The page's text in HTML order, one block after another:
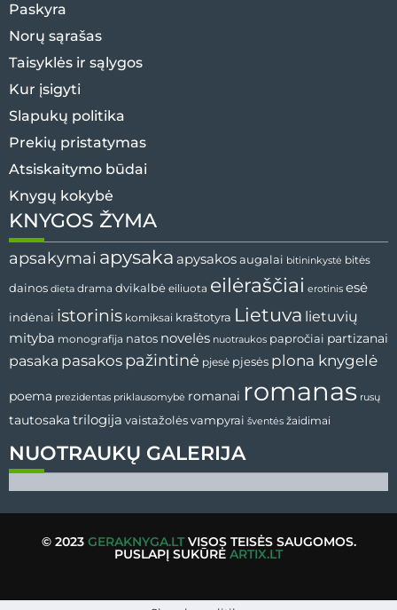
Paskyra
Norų sąrašas
Taisyklės ir sąlygos
Kur įsigyti
Slapukų politika
Prekių pristatymas
Atsiskaitymo būdai
Knygų kokybė
NUOTRAUKŲ GALERIJA
KNYGOS ŽYMA
apsakymai apysaka apysakos augalai bitininkystė bitės
dainos dieta drama dvikalbė eiliuota eilėraščiai erotinis esė
indėnai istorinis komiksai kraštotyra Lietuva lietuvių
mityba monografija natos novelės nuotraukos papročiai partizanai
pasaka pasakos pažintinė pjesė pjesės plona knygelė
poema prezidentas priklausomybė romanai romanas rusų
tautosaka trilogija vaistažolėsvampyrai šventės žaidimai
© 2023 GERAKNYGA.LTVISOS TEISĖS SAUGOMOS.
PUSLAPĮ SUKŪRĖ ARTIX.LT